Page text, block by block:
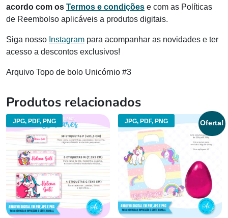
acordo com os Termos e condições e com as Políticas
de Reembolso aplicáveis a produtos digitais.
Siga nosso Instagram para acompanhar as novidades e ter
acesso a descontos exclusivos!
Arquivo Topo de bolo Unicórnio #3
Produtos relacionados
JPG, PDF, PNG JPG, PDF, PNG Oferta!